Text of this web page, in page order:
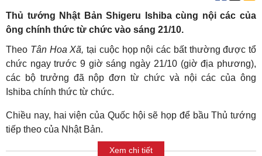
Thủ tướng Nhật Bản Shigeru Ishiba cùng nội các của
ông chính thức từ chức vào sáng 21/10.
Theo Tân Hoa Xã, tại cuộc họp nội các bất thường được tổ
chức ngay trước 9 giờ sáng ngày 21/10 (giờ địa phương),
các bộ trưởng đã nộp đơn từ chức và nội các của ông
Ishiba chính thức từ chức.
Chiều nay, hai viện của Quốc hội sẽ họp để bầu Thủ tướng
tiếp theo của Nhật Bản.
Xem chi tiết